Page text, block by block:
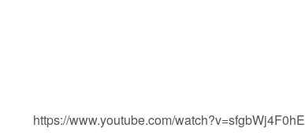
https://www.youtube.com/watch?v=sfgbWj4F0hE